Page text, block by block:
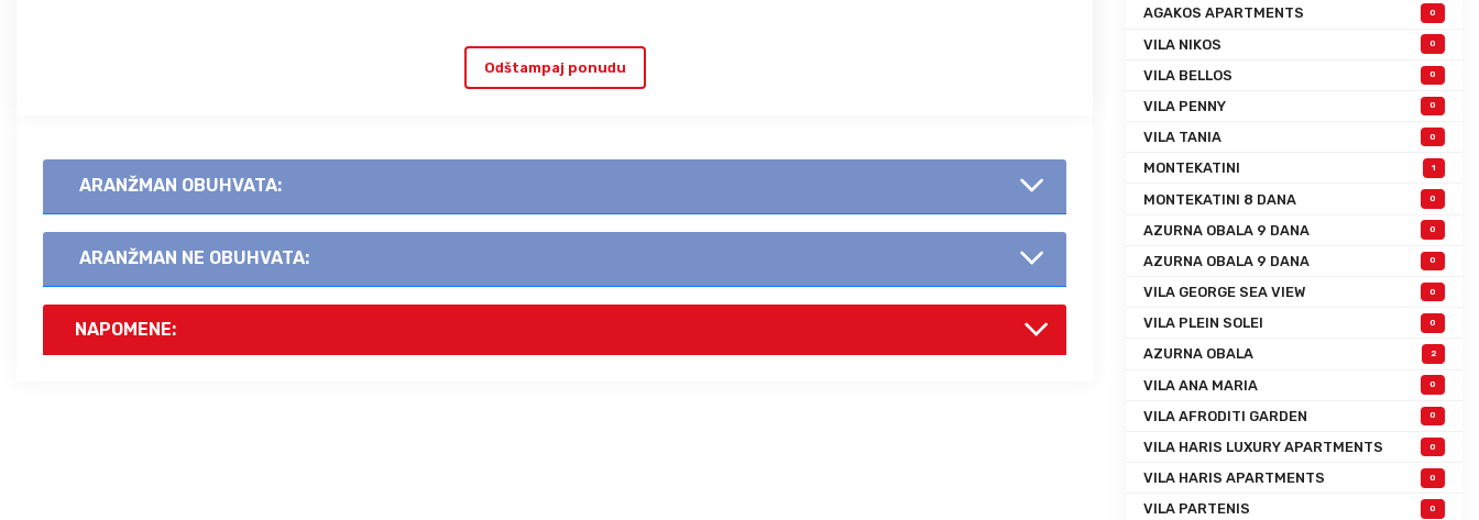
Odštampaj ponudu
ARANŽMAN OBUHVATA:
ARANŽMAN NE OBUHVATA:
NAPOMENE:
AGAKOS APARTMENTS 0
VILA NIKOS 0
VILA BELLOS 0
VILA PENNY 0
VILA TANIA 0
MONTEKATINI 1
MONTEKATINI 8 DANA 0
AZURNA OBALA 9 DANA 0
AZURNA OBALA 9 DANA 0
VILA GEORGE SEA VIEW 0
VILA PLEIN SOLEI 0
AZURNA OBALA 2
VILA ANA MARIA 0
VILA AFRODITI GARDEN 0
VILA HARIS LUXURY APARTMENTS 0
VILA HARIS APARTMENTS 0
VILA PARTENIS 0